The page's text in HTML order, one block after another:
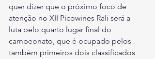
quer dizer que o próximo foco de
atenção no XII Picowines Rali será a
luta pelo quarto lugar final do
campeonato, que é ocupado pelos
também primeiros dois classificados